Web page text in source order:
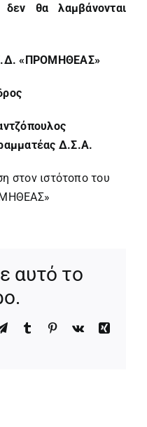
δεν θα λαμβάνονται
«ΠΡΟΜΗΘΕΑΣ»
Δ.Σ.Α.
στον ιστότοπο του
αυτό το
TelegramTumblr Pinterest
Vk
Xing